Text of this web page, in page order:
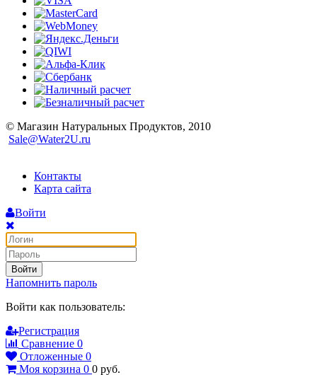
© Магазин Натуральных Продуктов, 2010
Sale@Water2U.ru
Контакты
Карта сайта
Войти
Войти
Напомнить пароль
Войти как пользователь:
Регистрация
Сравнение 0
Отложенные 0
Моя корзина 0 0 руб.